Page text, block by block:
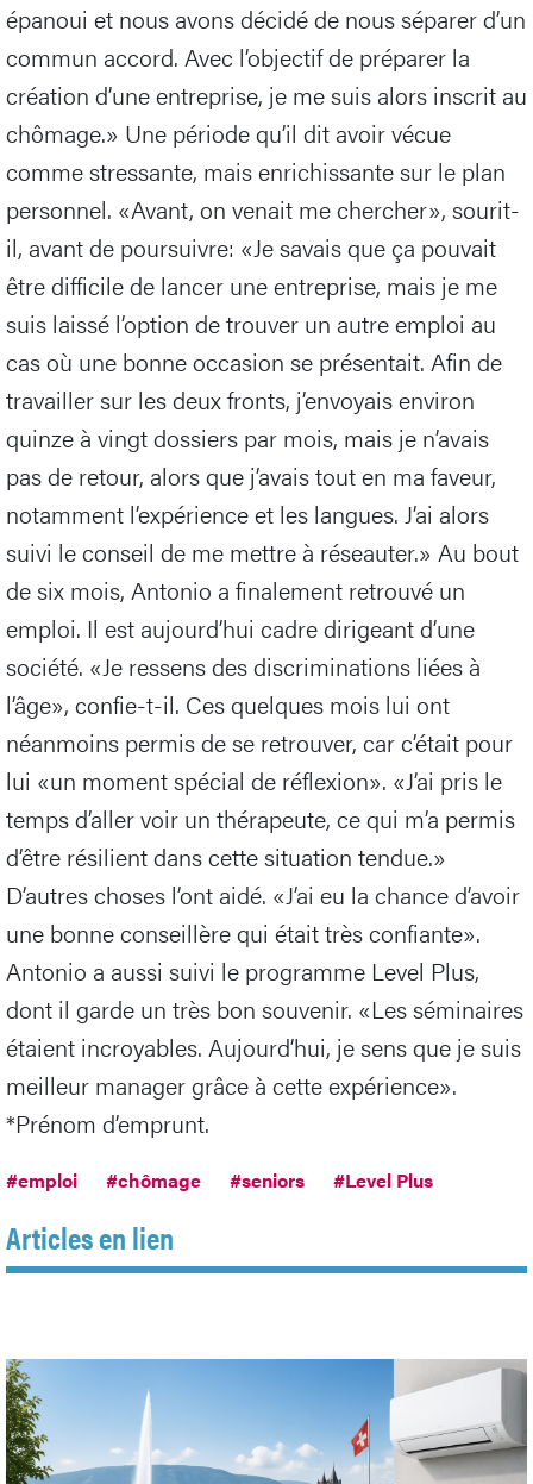
épanoui et nous avons décidé de nous séparer d’un
commun accord. Avec l’objectif de préparer la
création d’une entreprise, je me suis alors inscrit au
chômage.» Une période qu’il dit avoir vécue
comme stressante, mais enrichissante sur le plan
personnel. «Avant, on venait me chercher», sourit-
il, avant de poursuivre: «Je savais que ça pouvait
être difficile de lancer une entreprise, mais je me
suis laissé l’option de trouver un autre emploi au
cas où une bonne occasion se présentait. Afin de
travailler sur les deux fronts, j’envoyais environ
quinze à vingt dossiers par mois, mais je n’avais
pas de retour, alors que j’avais tout en ma faveur,
notamment l’expérience et les langues. J’ai alors
suivi le conseil de me mettre à réseauter.» Au bout
de six mois, Antonio a finalement retrouvé un
emploi. Il est aujourd’hui cadre dirigeant d’une
société. «Je ressens des discriminations liées à
l’âge», confie-t-il. Ces quelques mois lui ont
néanmoins permis de se retrouver, car c’était pour
lui «un moment spécial de réflexion». «J’ai pris le
temps d’aller voir un thérapeute, ce qui m’a permis
d’être résilient dans cette situation tendue.»
D’autres choses l’ont aidé. «J’ai eu la chance d’avoir
une bonne conseillère qui était très confiante».
Antonio a aussi suivi le programme Level Plus,
dont il garde un très bon souvenir. «Les séminaires
étaient incroyables. Aujourd’hui, je sens que je suis
meilleur manager grâce à cette expérience».
*Prénom d’emprunt.
#emploi #chômage #seniors #Level Plus
Articles en lien